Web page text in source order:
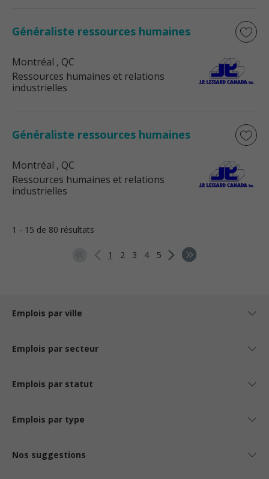
Généraliste ressources humaines
Montréal , QC
Ressources humaines et relations
industrielles
Généraliste ressources humaines
Montréal , QC
Ressources humaines et relations
industrielles
1 - 15 de 80 résultats
1 2 3 4 5
Emplois par ville
Emplois par secteur
Emplois par statut
Emplois par type
Nos suggestions